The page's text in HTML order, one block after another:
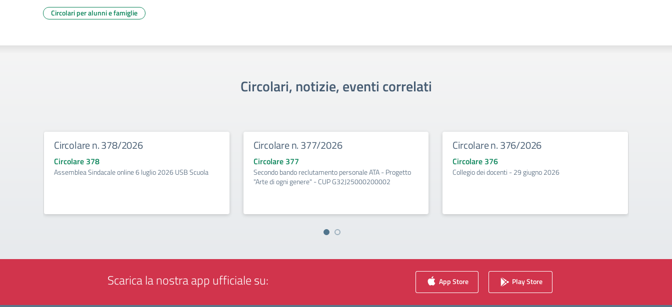
Circolari per alunni e famiglie
Circolari, notizie, eventi correlati
Circolare n. 378/2026
Circolare 378
Assemblea Sindacale online 6 luglio 2026 USB Scuola
Circolare n. 377/2026
Circolare 377
Secondo bando reclutamento personale ATA - Progetto
"Arte di ogni genere" - CUP G32J25000200002
Circolare n. 376/2026
Circolare 376
Collegio dei docenti - 29 giugno 2026
Scarica la nostra app ufficiale su: App Store Play Store